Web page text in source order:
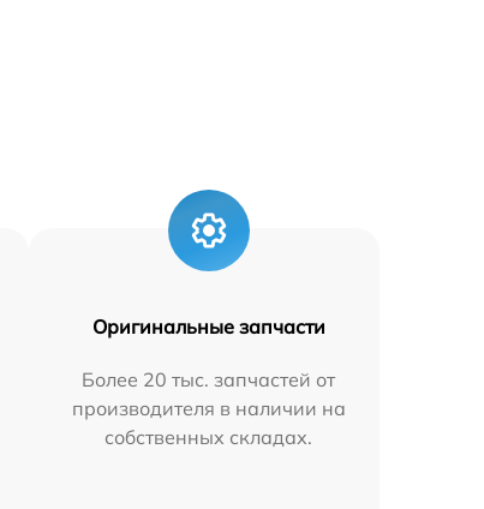
Оригинальные запчасти
Более 20 тыс. запчастей от
производителя в наличии на
собственных складах.